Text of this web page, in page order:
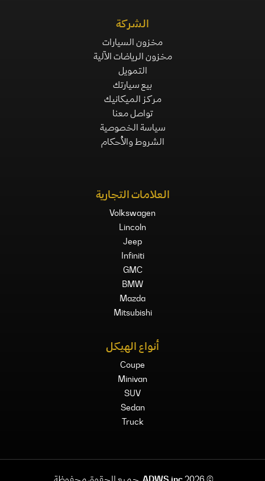
الشركة
مخزون السيارات
مخزون الرياضات الآلية
التمويل
بيع سيارتك
مركز الميكانيك
تواصل معنا
سياسة الخصوصية
الشروط والأحكام
العلامات التجارية
Volkswagen
Lincoln
Jeep
Infiniti
GMC
BMW
Mazda
Mitsubishi
أنواع الهيكل
Coupe
Minivan
SUV
Sedan
Truck